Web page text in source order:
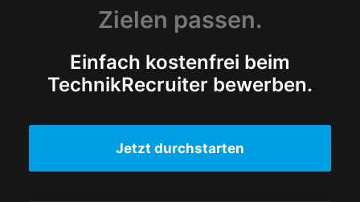
Zielen passen.
Einfach kostenfrei beim
TechnikRecruiter bewerben.
Jetzt durchstarten